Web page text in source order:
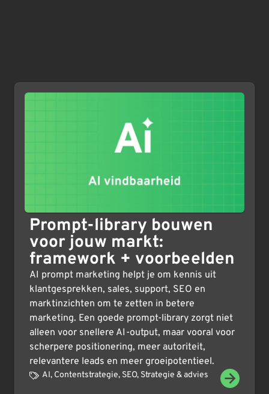
Prompt-library bouwen
voor jouw markt:
framework + voorbeelden
AI prompt marketing helpt je om kennis uit
klantgesprekken, sales, support, SEO en
marktinzichten om te zetten in betere
marketing. Een goede prompt-library zorgt niet
alleen voor snellere AI-output, maar vooral voor
scherpere positionering, meer autoriteit,
relevantere leads en meer groeipotentieel.
AI, Contentstrategie, SEO, Strategie & advies